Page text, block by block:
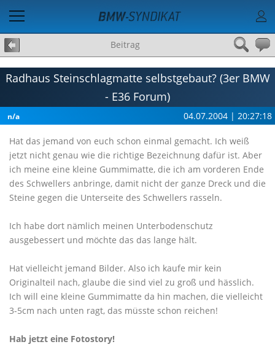
Beitrag
Radhaus Steinschlagmatte selbstgebaut? (3er BMW
- E36 Forum)
n/a 04.07.2004 | 20:27:18
Hat das jemand von euch schon einmal gemacht. Ich weiß
jetzt nicht genau wie die richtige Bezeichnung dafür ist. Aber
ich meine eine kleine Gummimatte, die ich am vorderen Ende
des Schwellers anbringe, damit nicht der ganze Dreck und die
Steine gegen die Unterseite des Schwellers rasseln.
Ich habe dort nämlich meinen Unterbodenschutz
ausgebessert und möchte das das lange hält.
Hat vielleicht jemand Bilder. Also ich kaufe mir kein
Originalteil nach, glaube die sind viel zu groß und hässlich.
Ich will eine kleine Gummimatte da hin machen, die vielleicht
3-5cm nach unten ragt, das müsste schon reichen!
Hab jetzt eine Fotostory!